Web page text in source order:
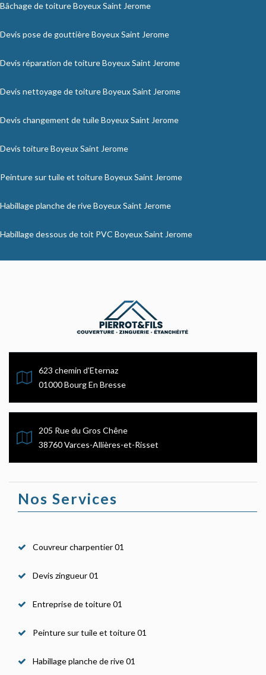
Bâchage de toiture Boyeux Saint Jerome
Devis pose de gouttière Boyeux Saint Jerome
Devis réparation de toiture Boyeux Saint Jerome
Devis nettoyage de toiture Boyeux Saint Jerome
Devis changement de tuile Boyeux Saint Jerome
Devis toiture Boyeux Saint Jerome
Peinture sur tuile et toiture Boyeux Saint Jerome
Habillage planche de rive Boyeux Saint Jerome
Habillage dessous de toit PVC Boyeux Saint Jerome
623 chemin d'Eternaz
01000 Bourg En Bresse
205 Rue du Gros Chêne
38760 Varces-Allières-et-Risset
Nos Services
Couvreur charpentier 01
Devis zingueur 01
Entreprise de toiture 01
Peinture sur tuile et toiture 01
Habillage planche de rive 01